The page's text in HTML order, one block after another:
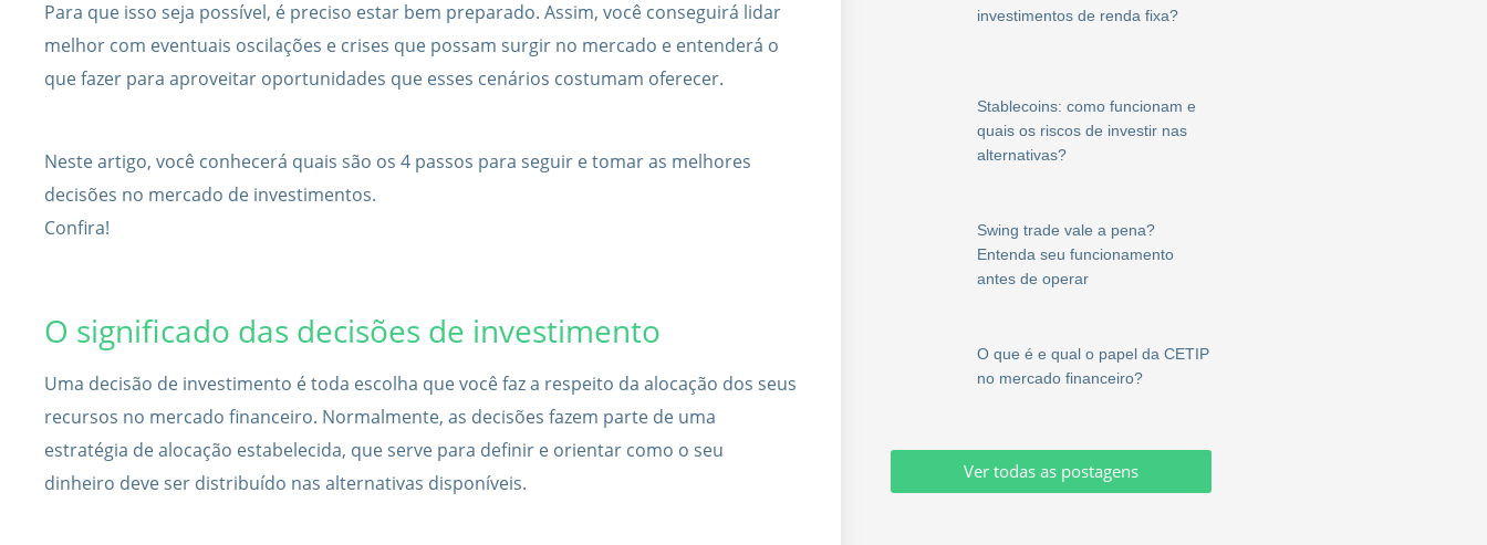
Para que isso seja possível, é preciso estar bem preparado. Assim, você conseguirá lidar
melhor com eventuais oscilações e crises que possam surgir no mercado e entenderá o
que fazer para aproveitar oportunidades que esses cenários costumam oferecer.
Neste artigo, você conhecerá quais são os 4 passos para seguir e tomar as melhores
decisões no mercado de investimentos.
Confira!
O significado das decisões de investimento
Uma decisão de investimento é toda escolha que você faz a respeito da alocação dos seus
recursos no mercado financeiro. Normalmente, as decisões fazem parte de uma
estratégia de alocação estabelecida, que serve para definir e orientar como o seu
dinheiro deve ser distribuído nas alternativas disponíveis.
investimentos de renda fixa?
Stablecoins: como funcionam e
quais os riscos de investir nas
alternativas?
Swing trade vale a pena?
Entenda seu funcionamento
antes de operar
O que é e qual o papel da CETIP
no mercado financeiro?
Ver todas as postagens